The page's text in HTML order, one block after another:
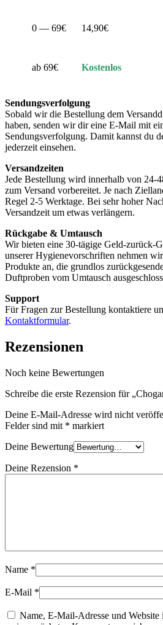
0 — 69€ 14,90€
ab 69€ Kostenlos
Sendungsverfolgung
Sobald wir die Bestellung dem
haben, senden wir dir eine E-Mail mit
Sendungsverfolgung. Damit kannst du
jederzeit einsehen.
Versandzeiten
Jede Bestellung wird innerhalb von 24-
zum Versand vorbereitet. Je nach
Regel 2-5 Werktage. Bei sehr hoher
Versandzeit um etwas verlängern.
Rückgabe & Umtausch
Wir bieten eine 30-tägige Geld-zurück-
unserer Hygienevorschriften nehmen
Produkte an, die grundlos
Duftproben vom Umtausch
Support
Für Fragen zur Bestellung kontaktiere
Kontaktformular.
Rezensionen
Noch keine Bewertungen
Schreibe die erste Rezension für
Deine E-Mail-Adresse wird nicht
Felder sind mit * markiert
Deine Bewertung
Deine Rezension *
Name *
E-Mail *
Name, E-Mail-Adresse und